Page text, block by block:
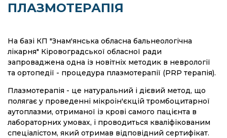
ПЛАЗМОТЕРАПІЯ
На базі КП "Знам'янська обласна бальнеологічна
лікарня" Кіровоградської обласної ради
запроваджена одна із новітніх методик в неврології
та ортопедії - процедура плазмотерапії (PRP терапія).
Плазмотерапія - це натуральний і дієвий метод, що
полягає у проведенні мікроін'єкцій тромбоцитарної
аутоплазми, отриманої із крові самого пацієнта в
лабораторних умовах, і проводиться кваліфікованим
спеціалістом, який отримав відповідний сертифікат.